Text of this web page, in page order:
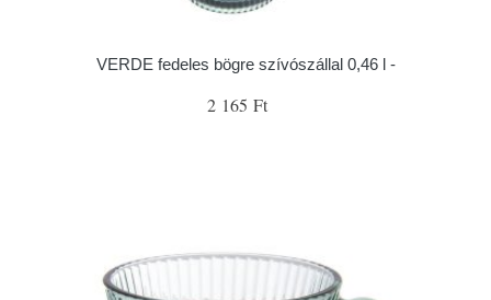
VERDE fedeles bögre szívószállal 0,46 l -
2 165 Ft